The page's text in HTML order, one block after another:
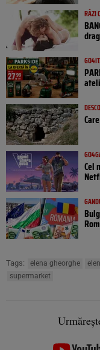
RÂZI
Cel
Tags: elena gheorghe
supermarket